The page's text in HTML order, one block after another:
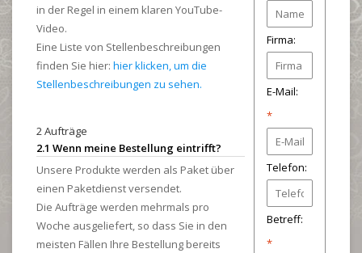
in der Regel in einem klaren YouTube-
Video.
Eine Liste von Stellenbeschreibungen
finden Sie hier: hier klicken, um die
Stellenbeschreibungen zu sehen.
2 Aufträge
2.1 Wenn meine Bestellung eintrifft?
Unsere Produkte werden als Paket über
einen Paketdienst versendet.
Die Aufträge werden mehrmals pro
Woche ausgeliefert, so dass Sie in den
meisten Fällen Ihre Bestellung bereits
Firma:
E-Mail:
*
Telefon:
Betreff:
*